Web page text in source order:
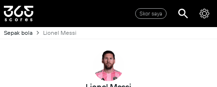
Skor saya
Sepak bola Lionel Messi